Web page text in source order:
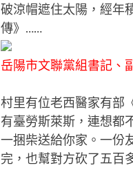
破涼帽遮住太陽，經年
傳》……
岳陽市文聯黨組書記、
村里有位老西醫家有部
有臺勞斯萊斯，連想都
一捆柴送給你家。一份
完，也幫對方砍了五百